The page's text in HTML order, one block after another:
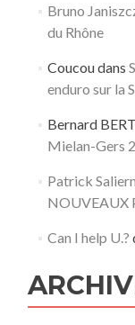
Bruno
du Rhône
Coucoudans
enduro sur la
Bernard
Mielan-Gers
Patrick
NOUVEAUX
Can I help U.?